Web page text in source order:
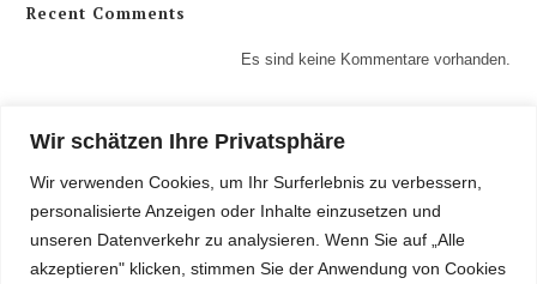
Wir schätzen Ihre Privatsphäre
Wir verwenden Cookies, um Ihr Surferlebnis zu verbessern,
personalisierte Anzeigen oder Inhalte einzusetzen und
unseren Datenverkehr zu analysieren. Wenn Sie auf „Alle
akzeptieren" klicken, stimmen Sie der Anwendung von Cookies
Recent Comments
Es sind keine Kommentare vorhanden.